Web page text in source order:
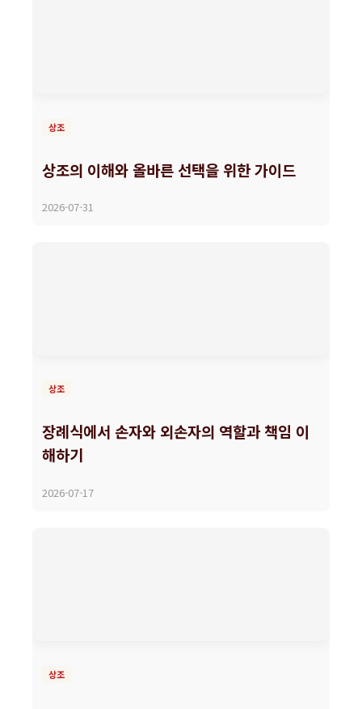
상조
상조의 이해와 올바른 선택을 위한 가이드
2026-07-31
상조
장례식에서 손자와 외손자의 역할과 책임 이
해하기
2026-07-17
상조